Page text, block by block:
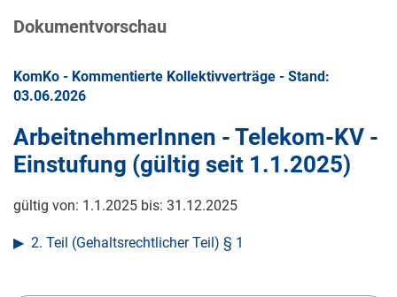
Dokumentvorschau
KomKo - Kommentierte Kollektivverträge - Stand:
03.06.2026
ArbeitnehmerInnen - Telekom-KV -
Einstufung (gültig seit 1.1.2025)
gültig von: 1.1.2025 bis: 31.12.2025
2. Teil (Gehaltsrechtlicher Teil) § 1